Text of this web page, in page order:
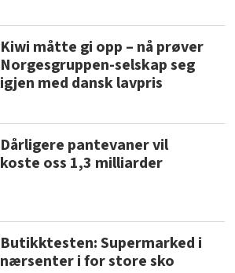
Kiwi måtte gi opp – nå prøver
Norgesgruppen-selskap seg
igjen med dansk lavpris
Dårligere pantevaner vil
koste oss 1,3 milliarder
Butikktesten: Supermarked i
nærsenter i for store sko